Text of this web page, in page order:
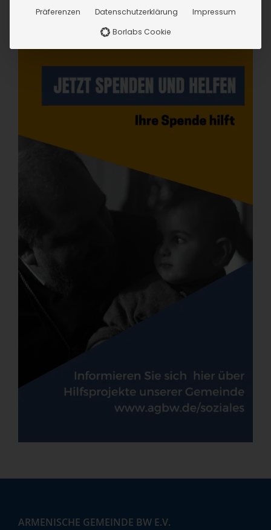
ARMENISCHE GEMEINDE BW E.V.
Präferenzen Datenschutzerklärung
Impressum
Borlabs Cookie